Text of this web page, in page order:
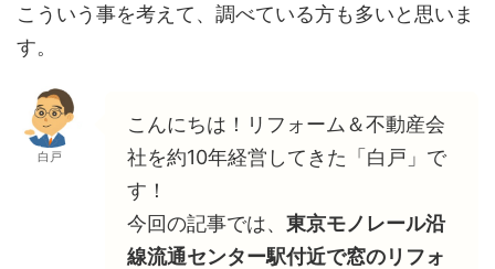
こういう事を考えて、調べている方も多いと思いま
す。
白戸
こんにちは！リフォーム＆不動産会
社を約10年経営してきた「白戸」で
す！
今回の記事では、 東京モノレール沿
線流通センター駅付近で窓のリフォ